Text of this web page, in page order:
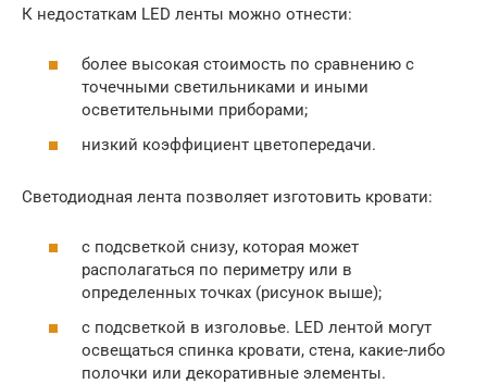
К недостаткам LED ленты можно отнести:
более высокая стоимость по сравнению с
точечными светильниками и иными
осветительными приборами;
низкий коэффициент цветопередачи.
Светодиодная лента позволяет изготовить кровати:
с подсветкой снизу, которая может
располагаться по периметру или в
определенных точках (рисунок выше);
с подсветкой в изголовье. LED лентой могут
освещаться спинка кровати, стена, какие-либо
полочки или декоративные элементы.